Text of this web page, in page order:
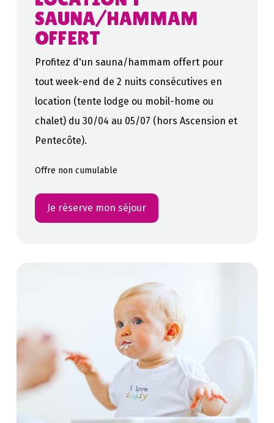
SAUNA/HAMMAM
OFFERT
Profitez d'un sauna/hammam offert pour
tout week-end de 2 nuits consécutives en
location (tente lodge ou mobil-home ou
chalet) du 30/04 au 05/07 (hors Ascension et
Pentecôte).
Offre non cumulable
Je réserve mon séjour